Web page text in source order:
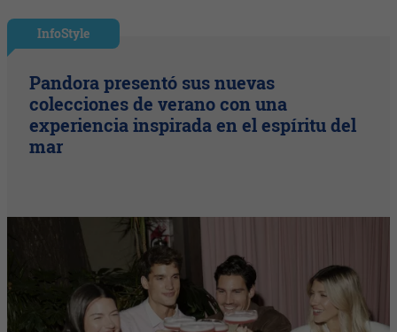
InfoStyle
Pandora presentó sus nuevas
colecciones de verano con una
experiencia inspirada en el espíritu del
mar